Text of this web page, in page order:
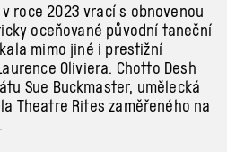
roce 2023 vrací s obnovenou
oceňované původní taneční
mimo jiné i prestižní
Oliviera. Chotto Desh
Sue Buckmaster, umělecká
Theatre Rites zaměřeného na